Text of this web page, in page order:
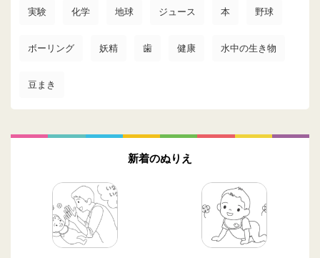
実験 化学 地球 ジュース 本 野球
ボーリング 妖精 歯 健康 水中の生き物
豆まき
新着のぬりえ